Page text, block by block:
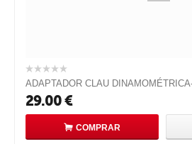
ADAPTADOR CLAU
29.00€
COMPRAR